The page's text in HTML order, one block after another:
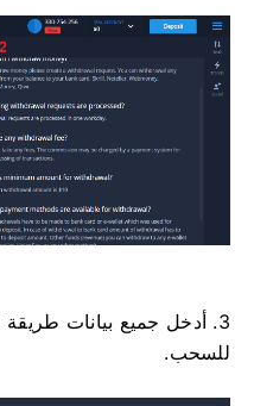
3. أدخل جميع بيانات
للسحب.